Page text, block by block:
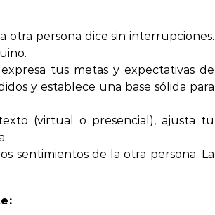
otra persona dice sin interrupciones.
tus metas y expectativas de
y establece una base sólida para
(virtual o presencial), ajusta tu
sentimientos de la otra persona. La